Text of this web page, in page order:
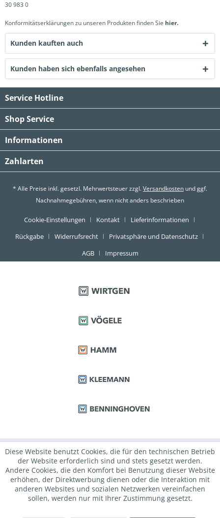
30 983 0
Konformitätserklärungen zu unseren Produkten finden Sie hier.
Kunden kauften auch
Kunden haben sich ebenfalls angesehen
Service Hotline
Shop Service
Informationen
Zahlarten
* Alle Preise inkl. gesetzl. Mehrwertsteuer zzgl.Versandkosten und ggf.
Nachnahmegebühren, wenn nicht anders beschrieben
Cookie-Einstellungen Kontakt
Lieferinformationen
Rückgabe
Widerrufsrecht
Privatsphäre und Datenschutz
AGB
Impressum
Diese Website benutzt Cookies, die für den technischen Betrieb
der Website erforderlich sind und stets gesetzt werden.
Andere Cookies, die den Komfort bei Benutzung dieser Website
erhöhen, der Direktwerbung dienen oder die Interaktion mit
anderen Websites und sozialen Netzwerken vereinfachen
sollen, werden nur mit Ihrer Zustimmung gesetzt.